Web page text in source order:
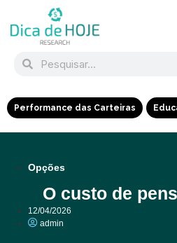
Performance das Carteiras
Opções
O custo de
12/04/2026
admin